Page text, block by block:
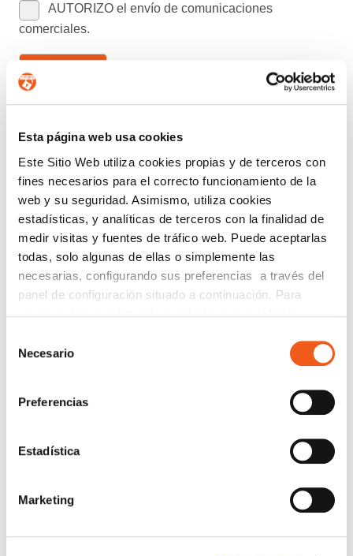
Esta página web usa cookies
Este Sitio Web utiliza cookies propias y de terceros con
fines necesarios para el correcto funcionamiento de la
web y su seguridad. Asimismo, utiliza cookies
estadísticas, y analíticas de terceros con la finalidad de
medir visitas y fuentes de tráfico web. Puede aceptarlas
todas, solo algunas de ellas o simplemente las
necesarias, configurando sus preferencias a través del
panel de configuración situado a continuación. Para
consultar nuestra política de cookies
política de cookies
Necesario
Preferencias
Estadística
Marketing
AUTORIZO el envío de comunicaciones
comerciales.
CATEGORÍAS
ACUERDOS Y COLABORACIONES
AVISOS
CIBERSEGURIDAD
COMPLIANCE
CONSULTORA RGPD
DERECHOS RGPD
ENTREVISTAS
IGUALDAD
POLÍTICA DE COOKIES